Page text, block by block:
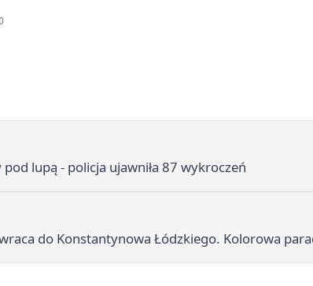
lupą - policja ujawniła 87 wykroczeń
do Konstantynowa Łódzkiego. Kolorowa